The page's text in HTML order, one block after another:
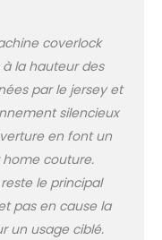
couches
sont mieux
– un
de couture
obtenu
Grâce
de la
très
coverlock
la hauteur des
par le jersey et
silencieux
en font un
couture.
le principal
pas en cause la
un usage ciblé.